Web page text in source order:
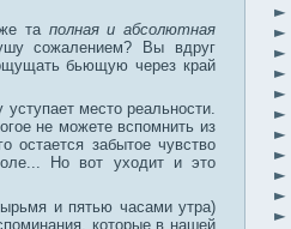
та полная и абсолютная
сожалением? Вы вдруг
бьющую через край
место реальности.
не можете вспомнить из
остается забытое чувство
Но вот уходит и это
и пятью часами утра)
которые в нашей
►
►
►
►
►
►
►
►
►
►
►